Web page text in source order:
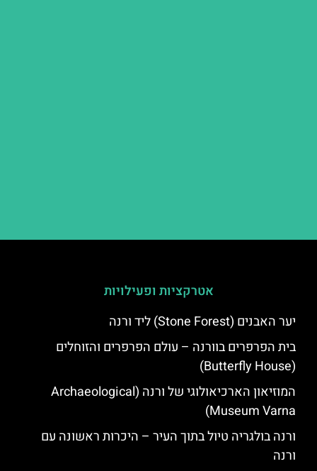
אטרקציות ופעילויות
יער האבנים (Stone Forest) ליד ורנה
בית הפרפרים בוורנה – עולם הפרפרים והזוחלים
(Butterfly House)
המוזיאון הארכיאולוגי של ורנה (Archaeological
Museum Varna)
ורנה בולגריה טיול בתוך העיר – היכרות ראשונה עם
ורנה